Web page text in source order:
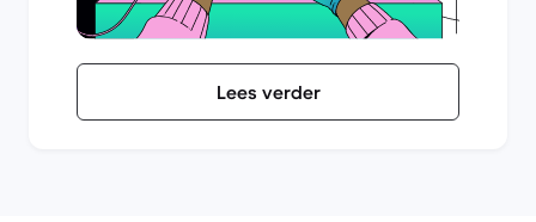
Lees verder